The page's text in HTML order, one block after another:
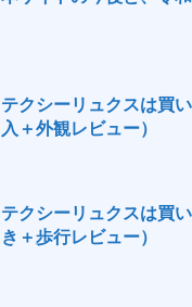
テクシーリュクスは買
入＋外観レビュー）
テクシーリュクスは買
き＋歩行レビュー）